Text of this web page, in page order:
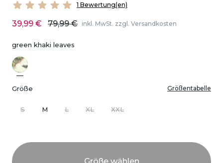
1 Bewertung(en)
39,99 € 79,99 € inkl. MwSt. zzgl. Versandkosten
green khaki leaves
Größe Größentabelle
S M L XL XXL